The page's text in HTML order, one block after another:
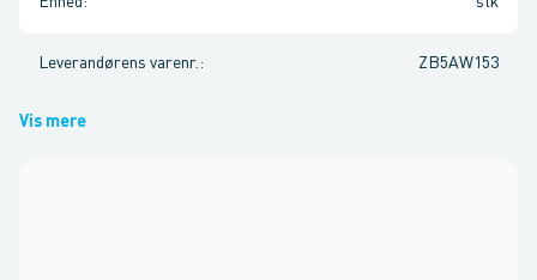
Leverandørens varenr. : ZB5AW153
Vis mere